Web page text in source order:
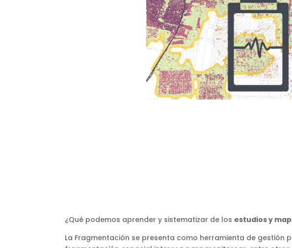
¿Qué podemos aprender y sistematizar de los estudios y
La Fragmentación se presenta como herramienta de